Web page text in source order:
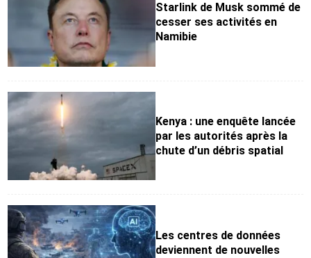
Starlink de Musk sommé de
cesser ses activités en
Namibie
Kenya : une enquête lancée
par les autorités après la
chute d’un débris spatial
Les centres de données
deviennent de nouvelles